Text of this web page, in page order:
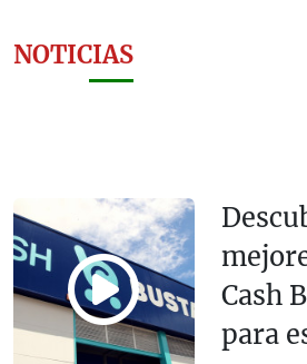
NOTICIAS
Cash
para